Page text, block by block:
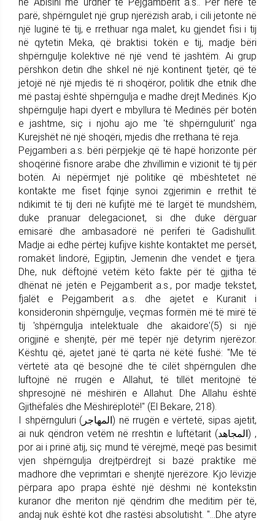
parë, shpërngulet një grup njerëzish arab, i cili jetonte në
një luginë të tij, e rrethuar nga malet, ku gjendet fisi i tij
në qytetin Meka, që braktisi tokën e tij, madje bëri
shpërngulje kolektive në një vend të jashtëm. Ai grup
përshkon detin dhe shkel në një kontinent tjetër, që të
jetojë në një mjedis të ri shoqëror, politik dhe etnik dhe
më pastaj është shpërngulja e madhe drejt Medinës. Kjo
shpërngulje hapi dyert e mbyllura të Medinës për botën
e jashtme, siç i njohu ajo me 'të shpërngulurit' nga
Kurejshët në një shoqëri, mjedis dhe rrethana të reja.
Pejgamberi a.s. bëri përpjekje që të hapë horizonte për
shoqërinë fisnore arabe dhe zhvillimin e vizionit të tij për
botën. Ai nëpërmjet një politike që mbështetet në
kontakte me fiset fqinje synoi zgjerimin e rrethit të
ndikimit të tij deri në kufijtë më të largët të mundshëm,
duke pranuar delegacionet, si dhe duke dërguar
emisarë dhe ambasadorë në periferi të Gadishullit.
Madje ai edhe përtej kufijve kishte kontaktet me persët,
romakët lindorë, Egjiptin, Jemenin dhe vendet e tjera.
Dhe, nuk dëftojnë vetëm këto fakte për të gjitha të
dhënat në jetën e Pejgamberit a.s., por madje tekstet,
fjalët e Pejgamberit a.s. dhe ajetet e Kuranit i
konsideronin shpërngulje, veçmas formën më të mirë të
tij 'shpërngulja intelektuale dhe akaidore'(5) si një
origjinë e shenjtë, për më tepër një detyrim njerëzor.
Kështu që, ajetet janë të qarta në këtë fushë: "Me të
vërtetë ata që besojnë dhe të cilët shpërngulen dhe
luftojnë në rrugën e Allahut, të tillët meritojnë të
shpresojnë në mëshirën e Allahut. Dhe Allahu është
Gjithëfalës dhe Mëshirëplotë!" (El Bekare, 218).
I shpërnguluri (المهاجر) në rrugën e vërtetë, sipas ajetit,
ai nuk qëndron vetëm në rreshtin e luftëtarit (المجاهد) ,
por ai i prinë atij, siç mund të vërejmë, meqë pas besimit
vjen shpërngulja drejtpërdrejt si bazë praktike më
madhore dhe veprimtari e shenjtë njerëzore. Kjo lëvizje
përpara apo prapa është një dëshmi në kontekstin
kuranor dhe meriton një qëndrim dhe meditim për të,
andaj nuk është kot dhe rastësi absolutisht. "...Dhe atyre